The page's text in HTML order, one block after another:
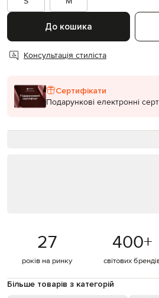
До кошика
Консультація стиліста
Сертифікати
Подарункові електронні
27
років на ринку
400+
світових
Більше товарів з категорій